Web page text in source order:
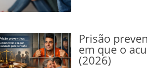
Prisão
em que o
(2026)